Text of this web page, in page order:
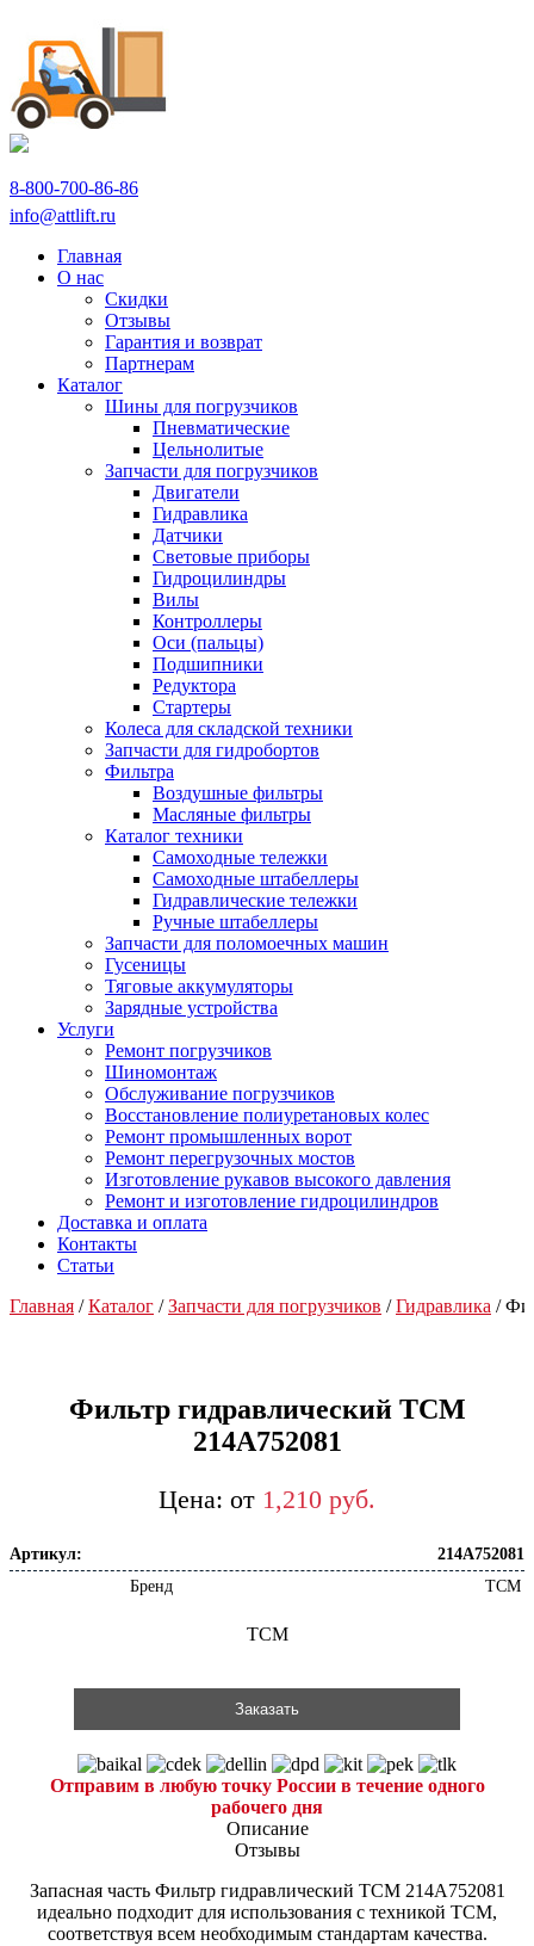
8-800-700-86-86
info@attlift.ru
Главная
О нас
Скидки
Отзывы
Гарантия и возврат
Партнерам
Каталог
Шины для погрузчиков
Пневматические
Цельнолитые
Запчасти для погрузчиков
Двигатели
Гидравлика
Датчики
Световые приборы
Гидроцилиндры
Вилы
Контроллеры
Оси (пальцы)
Подшипники
Редуктора
Стартеры
Колеса для складской техники
Запчасти для гидробортов
Фильтра
Воздушные фильтры
Масляные фильтры
Каталог техники
Самоходные тележки
Самоходные штабеллеры
Гидравлические тележки
Ручные штабеллеры
Запчасти для поломоечных машин
Гусеницы
Тяговые аккумуляторы
Зарядные устройства
Услуги
Ремонт погрузчиков
Шиномонтаж
Обслуживание погрузчиков
Восстановление полиуретановых колес
Ремонт промышленных ворот
Ремонт перегрузочных мостов
Изготовление рукавов высокого давления
Ремонт и изготовление гидроцилиндров
Доставка и оплата
Контакты
Статьи
Главная /Каталог /Запчасти для погрузчиков /Гидравлика /
Фильтр гидравлический TCM
214A752081
от 1,210 руб.
Артикул:
214A752081
Бренд
TCM
TCM
Заказать
Отправим в любую точку России в течение одного
рабочего дня
Описание
Отзывы
Запасная часть Фильтр гидравлический TCM 214A752081
идеально подходит для использования с техникой TCM,
соответствуя всем необходимым стандартам качества.